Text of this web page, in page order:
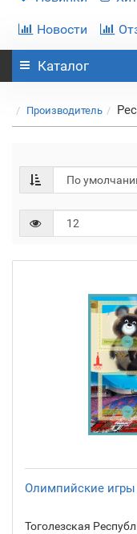
Новости
Каталог
Производитель
Олимпийские
Тоголезская